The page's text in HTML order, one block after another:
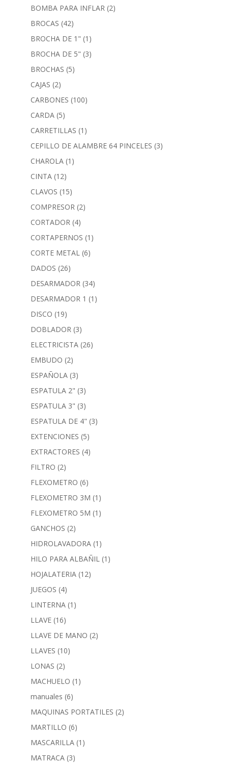
BOMBA PARA INFLAR (2)
BROCAS (42)
BROCHA DE 1" (1)
BROCHA DE 5" (3)
BROCHAS (5)
CAJAS (2)
CARBONES (100)
CARDA (5)
CARRETILLAS (1)
CEPILLO DE ALAMBRE 64 PINCELES (3)
CHAROLA (1)
CINTA (12)
CLAVOS (15)
COMPRESOR (2)
CORTADOR (4)
CORTAPERNOS (1)
CORTE METAL (6)
DADOS (26)
DESARMADOR (34)
DESARMADOR 1 (1)
DISCO (19)
DOBLADOR (3)
ELECTRICISTA (26)
EMBUDO (2)
ESPAÑOLA (3)
ESPATULA 2" (3)
ESPATULA 3" (3)
ESPATULA DE 4" (3)
EXTENCIONES (5)
EXTRACTORES (4)
FILTRO (2)
FLEXOMETRO (6)
FLEXOMETRO 3M (1)
FLEXOMETRO 5M (1)
GANCHOS (2)
HIDROLAVADORA (1)
HILO PARA ALBAÑIL (1)
HOJALATERIA (12)
JUEGOS (4)
LINTERNA (1)
LLAVE (16)
LLAVE DE MANO (2)
LLAVES (10)
LONAS (2)
MACHUELO (1)
manuales (6)
MAQUINAS PORTATILES (2)
MARTILLO (6)
MASCARILLA (1)
MATRACA (3)